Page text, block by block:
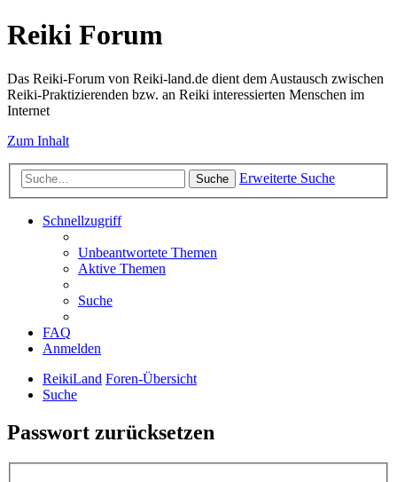
Reiki Forum
Das Reiki-Forum von Reiki-land.de dient dem Austausch zwischen
Reiki-Praktizierenden bzw. an Reiki interessierten Menschen im
Internet
Zum Inhalt
Suche Erweiterte Suche
Schnellzugriff
Unbeantwortete Themen
Aktive Themen
Suche
FAQ
Anmelden
ReikiLand Foren-Übersicht
Suche
Passwort zurücksetzen